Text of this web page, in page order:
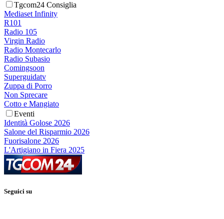
Tgcom24 Consiglia
Mediaset Infinity
R101
Radio 105
Virgin Radio
Radio Montecarlo
Radio Subasio
Comingsoon
Superguidatv
Zuppa di Porro
Non Sprecare
Cotto e Mangiato
Eventi
Identità Golose 2026
Salone del Risparmio 2026
Fuorisalone 2026
L'Artigiano in Fiera 2025
Seguici su